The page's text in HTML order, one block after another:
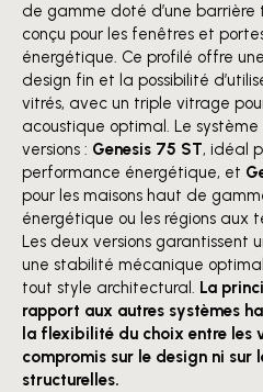
de gamme doté d’une
conçu pour les fenêtres et
énergétique. Ce profilé offre
design fin et la possibilité
vitrés, avec un triple vitrage
acoustique optimal. Le
versions : Genesis 75 ST, idéal
performance énergétique, et
pour les maisons haut de
énergétique ou les régions aux
Les deux versions garantissent
une stabilité mécanique
tout style architectural. La
rapport aux autres systèmes
la flexibilité du choix entre les
compromis sur le design ni sur
structurelles.